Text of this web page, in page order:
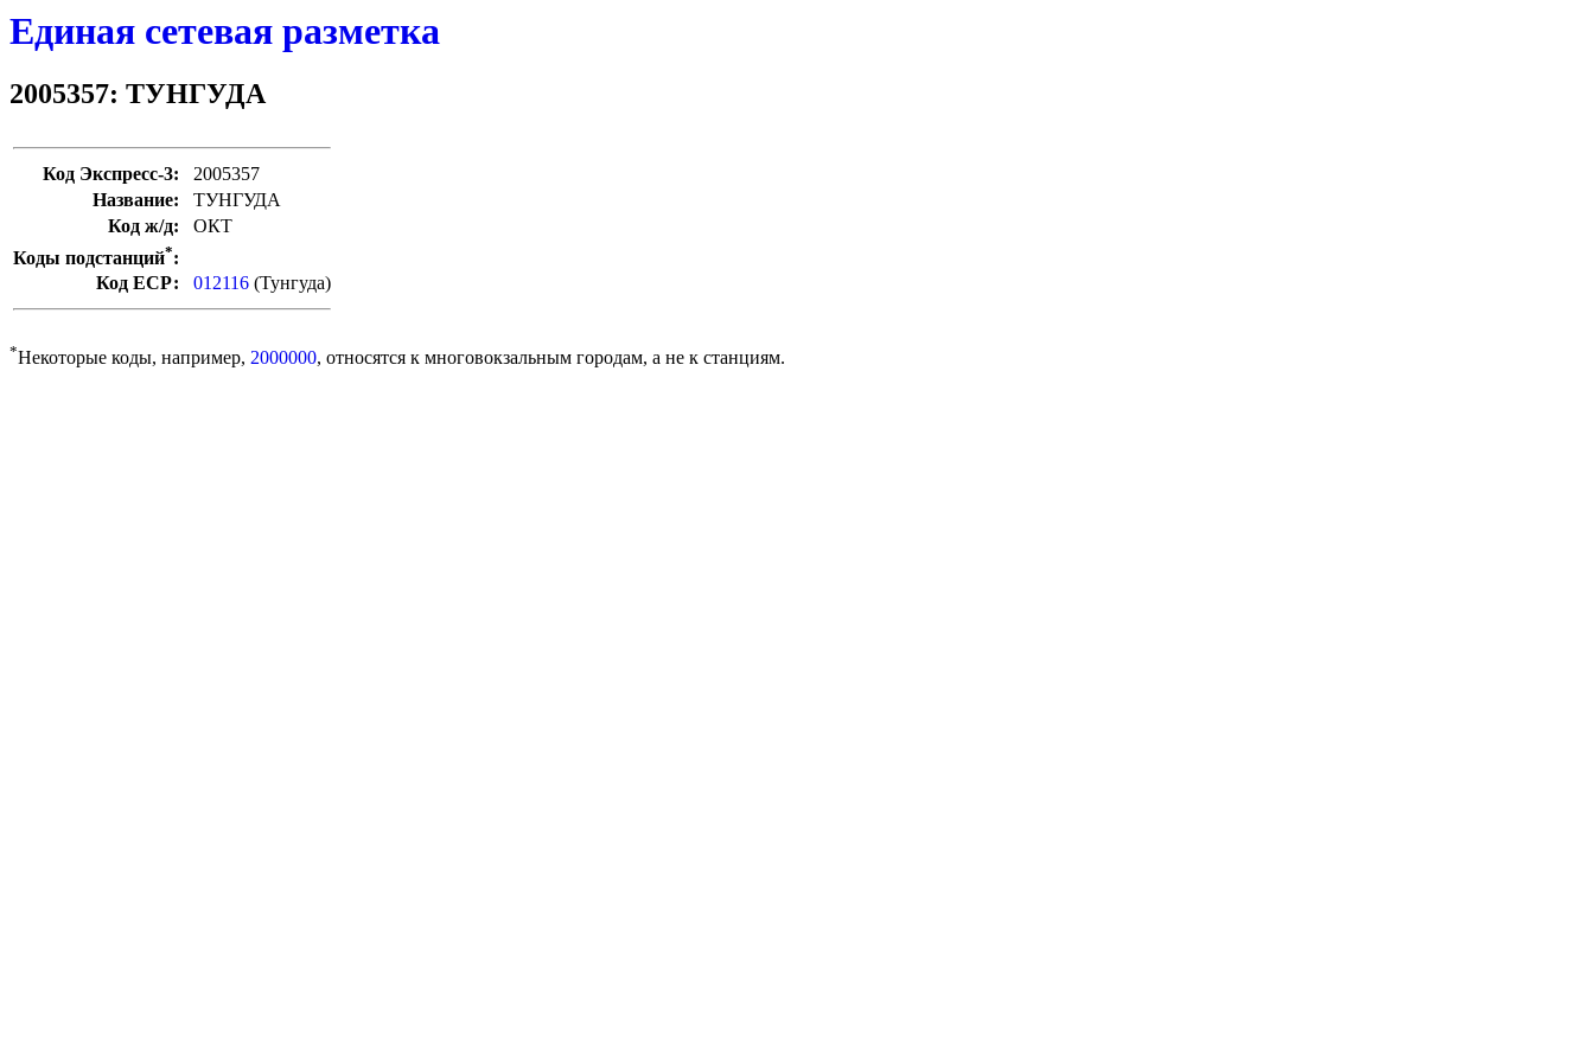
Единая сетевая разметка
2005357: ТУНГУДА
Код Экспресс-3:
2005357
Название:
ТУНГУДА
Код ж/д:
ОКТ
Коды подстанций*:
Код ЕСР:
012116 (Тунгуда)
*Некоторые коды, например, 2000000, относятся к многовокзальным городам, а не к станциям.